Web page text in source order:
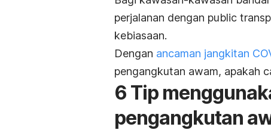
perjalanan dengan public
kebiasaan.
Dengan ancaman jangkitan
pengangkutan awam, apakah
6 Tip
pengangkutan